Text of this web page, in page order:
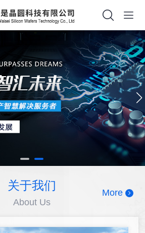
关于我们
About Us
More